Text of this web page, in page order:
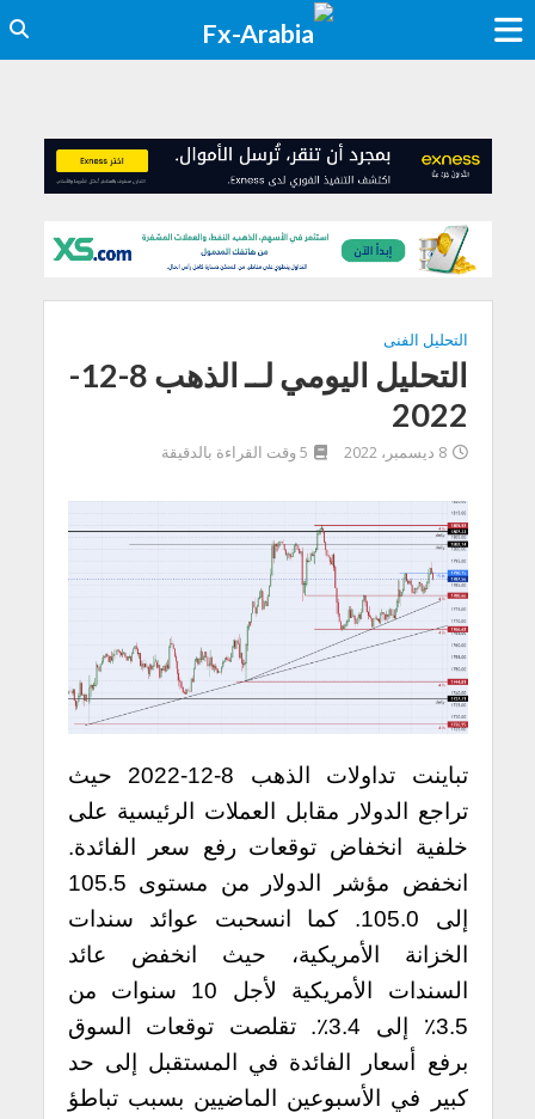
التحليل الفنى
التحليل اليومي لــ الذهب 8-12-
2022
8 ديسمبر، 2022 5 وقت القراءة بالدقيقة
تباينت تداولات الذهب 8-12-2022 حيث
تراجع الدولار مقابل العملات الرئيسية على
خلفية انخفاض توقعات رفع سعر الفائدة.
انخفض مؤشر الدولار من مستوى 105.5
إلى 105.0. كما انسحبت عوائد سندات
الخزانة الأمريكية، حيث انخفض عائد
السندات الأمريكية لأجل 10 سنوات من
3.5٪ إلى 3.4٪. تقلصت توقعات السوق
برفع أسعار الفائدة في المستقبل إلى حد
كبير في الأسبوعين الماضيين بسبب تباطؤ